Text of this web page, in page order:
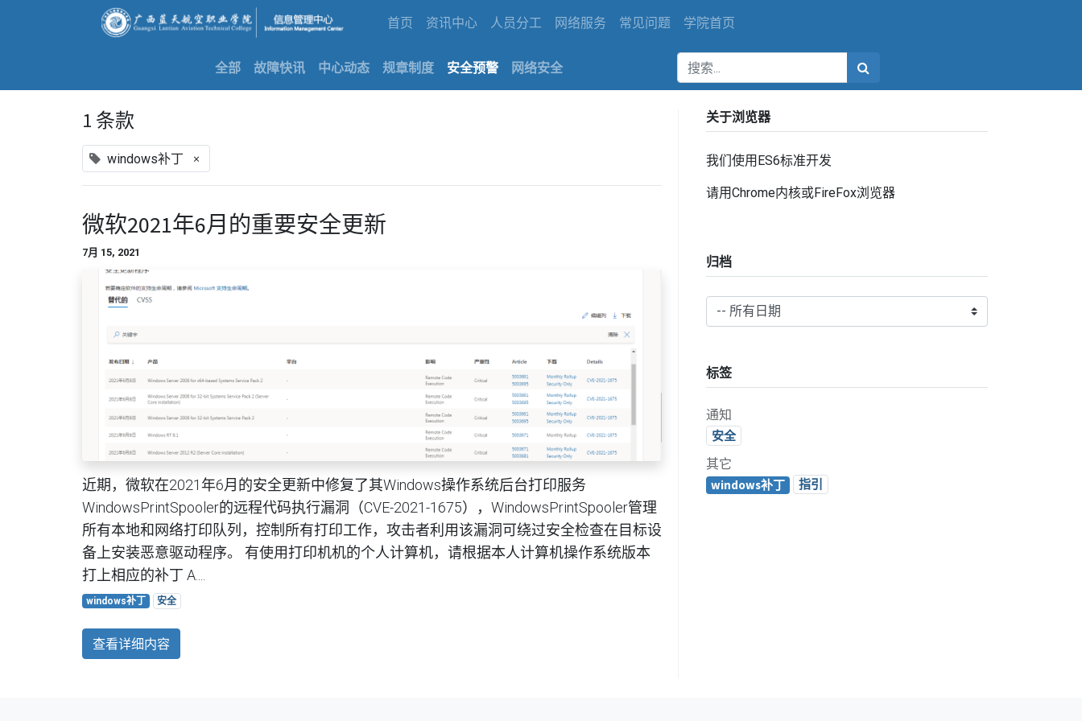
首页 资讯中心 人员分工 网络服务 常见问题 学院首页
全部 故障快讯 中心动态 规章制度 安全预警 网络安全
1 条款
windows补丁 ×
微软2021年6月的重要安全更新
7月 15, 2021
近期，微软在2021年6月的安全更新中修复了其Windows操作系统后台打印服务
WindowsPrintSpooler的远程代码执行漏洞（CVE-2021-1675），WindowsPrintSpooler管理
所有本地和网络打印队列，控制所有打印工作，攻击者利用该漏洞可绕过安全检查在目标设
备上安装恶意驱动程序。 有使用打印机机的个人计算机，请根据本人计算机操作系统版本
打上相应的补丁 A....
windows补丁 安全
查看详细内容
关于浏览器
我们使用ES6标准开发
请用Chrome内核或FireFox浏览器
归档
标签
通知
安全
其它
windows补丁 指引